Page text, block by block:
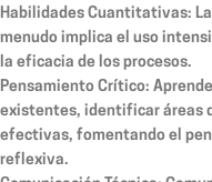
Habilidades Cuantitativas:
menudo implica el uso
la eficacia de los procesos.
Pensamiento Crítico:
existentes, identificar áreas
efectivas, fomentando el
reflexiva.